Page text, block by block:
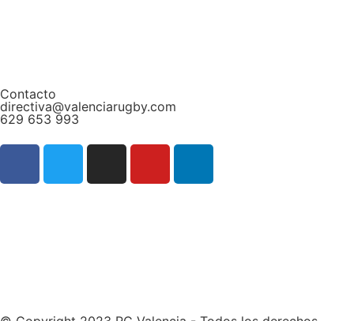
Contacto
directiva@valenciarugby.com
629 653 993